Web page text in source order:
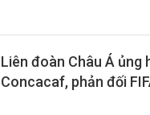
Liên đoàn Châu Á ủng
Concacaf, phản đối